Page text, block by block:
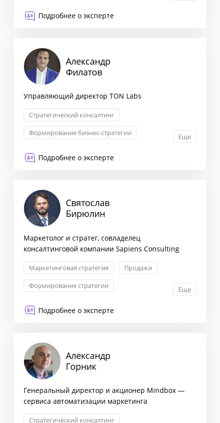
Подробнее о эксперте
Александр
Филатов
Управляющий директор TON Labs
Стратегический консалтинг
Формирование бизнес-стратегии
Еще
Подробнее о эксперте
Святослав
Бирюлин
Маркетолог и стратег, совладелец
консалтинговой компании Sapiens Consulting
Маркетинговая стратегия
Продажи
Формирование стратегии
Еще
Подробнее о эксперте
Александр
Горник
Генеральный директор и акционер Mindbox —
сервиса автоматизации маркетинга
Стратегический консалтинг